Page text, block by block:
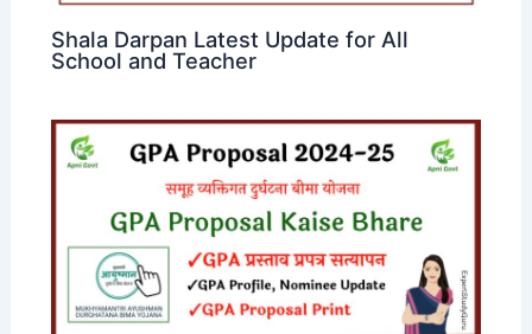
Shala Darpan Latest Update for All
School and Teacher